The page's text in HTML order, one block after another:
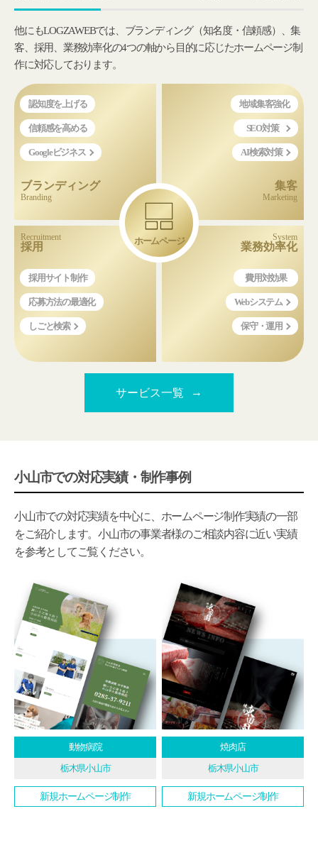
他にもLOGZAWEBでは、ブランディング（知名度・信頼感）、集
客、採用、業務効率化の4つの軸から目的に応じたホームページ制
作に対応しております。
ブランディング
Branding
認知度を上げる
信頼感を高める
Googleビジネス
集客
Marketing
地域集客強化
SEO対策
AI検索対策
採用
Recruitment
採用サイト制作
応募方法の最適化
しごと検索
業務効率化
System
費用対効果
Webシステム
保守・運用
ホームページ
サービス一覧
小山市での対応実績・制作事例
小山市での対応実績を中心に、ホームページ制作実績の一部
をご紹介します。小山市の事業者様のご相談内容に近い実績
を参考としてご覧ください。
動物病院
栃木県小山市
新規ホームページ制作
焼肉店
栃木県小山市
新規ホームページ制作